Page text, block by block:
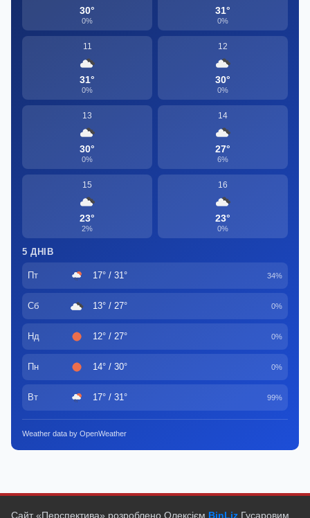
30°
0%
31°
0%
11
31°
0%
12
30°
0%
13
30°
0%
14
27°
6%
15
23°
2%
16
23°
0%
5 ДНІВ
Пт 17° / 31° 34%
Сб 13° / 27° 0%
Нд 12° / 27° 0%
Пн 14° / 30° 0%
Вт 17° / 31° 99%
Weather data by OpenWeather
Сайт «Перспектива» розроблено Олексієм BinLiz Гусаровим.